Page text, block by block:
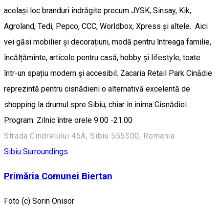
același loc branduri îndrăgite precum JYSK, Sinsay, Kik,
Agroland, Tedi, Pepco, CCC, Worldbox, Xpress și altele. Aici
vei găsi mobilier și decorațiuni, modă pentru întreaga familie,
încălțăminte, articole pentru casă, hobby și lifestyle, toate
într-un spațiu modern și accesibil. Zacaria Retail Park Cinădie
reprezintă pentru cisnădieni o alternativă excelentă de
shopping la drumul spre Sibiu, chiar în inima Cisnădiei.
Program: Zilnic între orele 9.00 -21.00
Strada Cindrelului 45A, Sibiu 555300, Romania
Sibiu Surroundings
Primăria Comunei Biertan
Foto (c) Sorin Onisor